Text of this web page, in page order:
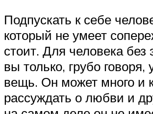
Подпускать к себе
который не умеет
стоит. Для человека без
вы только, грубо говоря,
вещь. Он может много и
рассуждать о любви и